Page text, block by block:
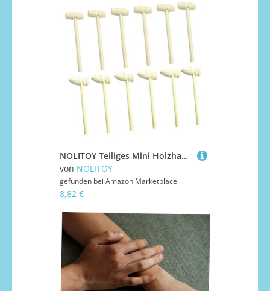
NOLITOY Teiliges Mini Holzhammer Holzspielzeug DIY Hämmer für Krabben und Hummer Sheller Stabiles Massivholz Vielseitig für Basteln und Kindgerechtes Hämmern
von NOLITOY
gefunden bei Amazon Marketplace
8,82 €